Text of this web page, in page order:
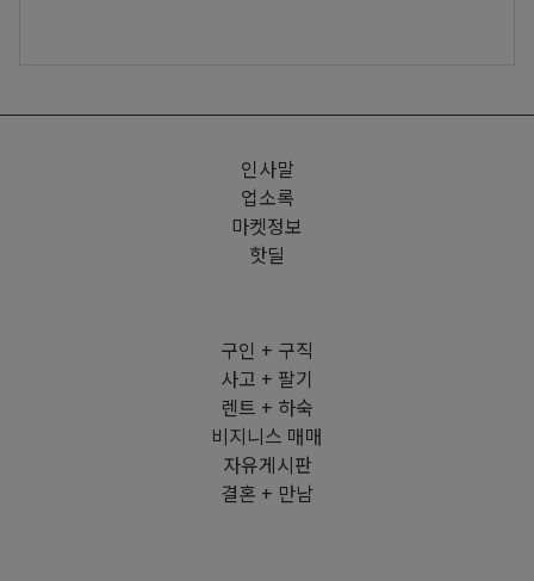
인사말
업소록
마켓정보
핫딜
구인 + 구직
사고 + 팔기
렌트 + 하숙
비지니스 매매
자유게시판
결혼 + 만남